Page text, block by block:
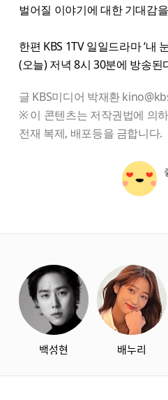
벌어질 이야기에 대한 기대감
한편 KBS 1TV 일일드라마 ‘내
(오늘) 저녁 8시 30분에 방송된
글 KBS미디어 박재환
※ 이 콘텐츠는 저작권법에 의
전재 복제, 배포등을 금합니다.
백성현 배누리